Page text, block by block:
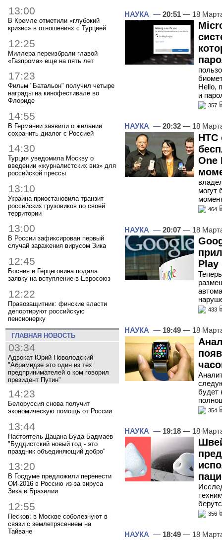
13:00
В Кремле отметили «глубокий
кризис» в отношениях с Турцией
12:25
Миллера переизбрали главой
«Газпрома» еще на пять лет
17:23
Фильм "Батальон" получил четыре
награды на кинофестивале во
Флориде
14:55
В Германии заявили о желании
сохранить диалог с Россией
14:30
Турция уведомила Москву о
введении «журналистских виз» для
российской прессы
13:10
Украина приостановила транзит
российских грузовиков по своей
территории
13:00
В России зафиксирован первый
случай заражения вирусом Зика
12:45
Босния и Герцеговина подала
заявку на вступление в Евросоюз
12:22
Правозащитник: финские власти
депортируют российскую
пенсионерку
ГЛАВНАЯ НОВОСТЬ
03:34
Адвокат Юрий Новолодский
"Абрамидзе это один из тех
предпринимателей о ком говорил
президент Путин"
14:23
Белоруссия снова получит
экономическую помощь от России
13:44
Настоятель Дацана Буда Бадмаев
"Буддистский новый год - это
праздник объединяющий добро"
13:20
В Госдуме предложили перенести
ОИ-2016 в Россию из-за вируса
Зика в Бразилии
12:55
Песков: в Москве соболезнуют в
связи с землетрясением на
Тайване
НАУКА — 20:51 — 18
Hello,
и
357
НАУКА — 20:32 — 18
One
могут
464
НАУКА — 20:07 — 18
Play
433
НАУКА — 19:49 — 18
будет
354
НАУКА — 19:18 — 18
356
НАУКА — 18:49 — 18